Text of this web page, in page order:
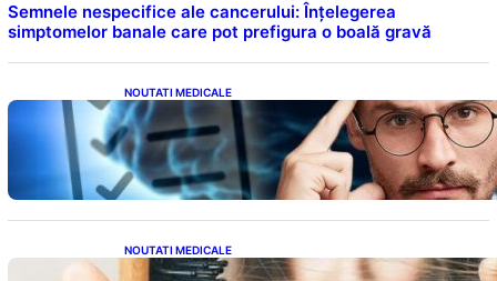
Semnele nespecifice ale cancerului: Înțelegerea
simptomelor banale care pot prefigura o boală gravă
NOUTATI MEDICALE
Inteligența dincolo de note: Semnele unui IQ
ridicat care nu țin de școală
NOUTATI MEDICALE
Semnele unei deficiențe de proteine: